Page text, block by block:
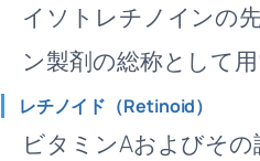
イソトレチノインの
ン製剤の総称として
レチノイド（Retinoid）
ビタミンAおよびそ